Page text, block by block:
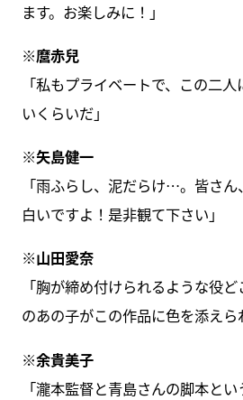
ます。お楽しみに！」
※麿赤兒
「私もプライベートで、この二
いくらいだ」
※矢島健一
「雨ふらし、泥だらけ…。皆さ
白いですよ！是非観て下さい」
※山田愛奈
「胸が締め付けられるような役
のあの子がこの作品に色を添えら
※余貴美子
「瀧本監督と青島さんの脚本と